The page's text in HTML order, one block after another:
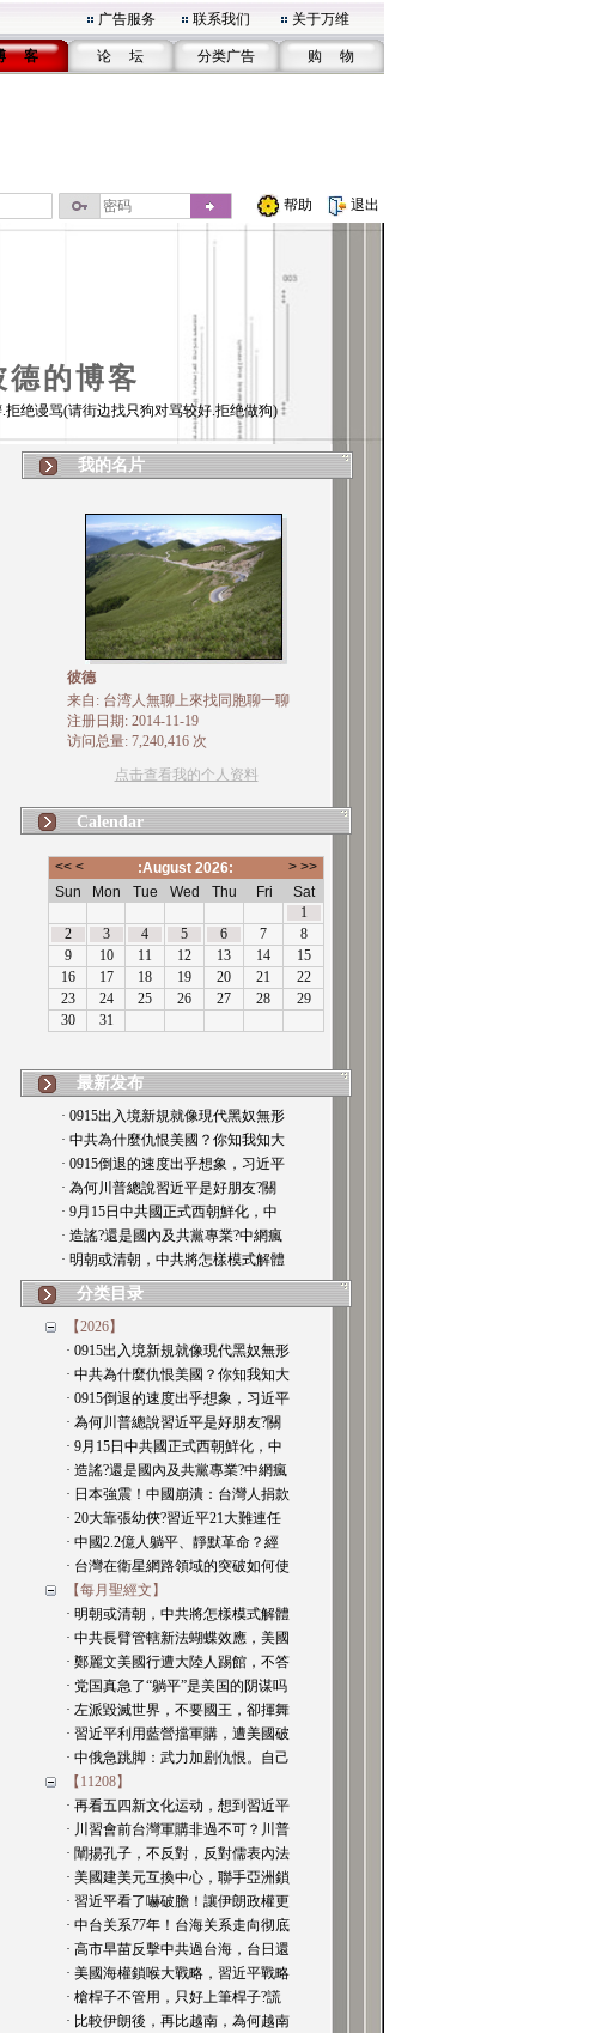
广告服务 联系我们 关于万维
客 论 坛 分类广告 购 物
帮助 退出
德的博客
拒绝谩骂(请街边找只狗对骂较好.拒绝做狗)
我的名片
彼德
来自: 台湾人無聊上來找同胞聊一聊
注册日期: 2014-11-19
访问总量: 7,240,416 次
点击查看我的个人资料
Calendar
最新发布
· 0915出入境新規就像現代黑奴無形
· 中共為什麼仇恨美國？你知我知大
· 0915倒退的速度出乎想象，习近平
· 為何川普總說習近平是好朋友?關
· 9月15日中共國正式西朝鮮化，中
· 造謠?還是國內及共黨專業?中網瘋
· 明朝或清朝，中共將怎樣模式解體
分类目录
【2026】
· 0915出入境新規就像現代黑奴無形
· 中共為什麼仇恨美國？你知我知大
· 0915倒退的速度出乎想象，习近平
· 為何川普總說習近平是好朋友?關
· 9月15日中共國正式西朝鮮化，中
· 造謠?還是國內及共黨專業?中網瘋
· 日本強震！中國崩潰：台灣人捐款
· 20大靠張幼俠?習近平21大難連任
· 中國2.2億人躺平、靜默革命？經
· 台灣在衛星網路領域的突破如何使
【每月聖經文】
· 明朝或清朝，中共將怎樣模式解體
· 中共長臂管轄新法蝴蝶效應，美國
· 鄭麗文美國行遭大陸人踢館，不答
· 党国真急了“躺平”是美国的阴谋吗
· 左派毀滅世界，不要國王，卻揮舞
· 習近平利用藍營擋軍購，遭美國破
· 中俄急跳脚：武力加剧仇恨。自己
【11208】
· 再看五四新文化运动，想到習近平
· 川習會前台灣軍購非過不可？川普
· 闡揚孔子，不反對，反對儒表內法
· 美國建美元互換中心，聯手亞洲鎖
· 習近平看了嚇破膽！讓伊朗政權更
· 中台关系77年！台海关系走向彻底
· 高市早苗反擊中共過台海，台日還
· 美國海權鎖喉大戰略，習近平戰略
· 槍桿子不管用，只好上筆桿子?謊
· 比較伊朗後，再比越南，為何越南